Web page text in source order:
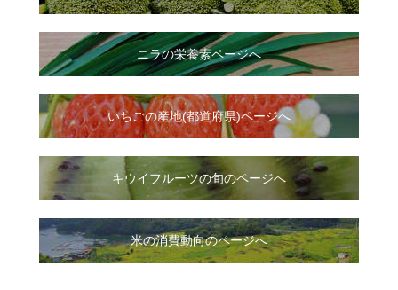
ニラの栄養素ページへ
いちごの産地(都道府県)ページへ
キウイフルーツの旬のページへ
米の消費動向のページへ